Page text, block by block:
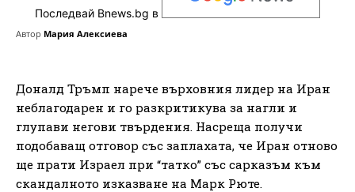
Последвай Bnews.bg в
Автор Мария Алексиева
Доналд Тръмп нарече върховния лидер на Иран
неблагодарен и го разкритикува за нагли и
глупави негови твърдения. Насреща получи
подобаващ отговор със заплахата, че Иран отново
ще прати Израел при “татко” със сарказъм към
скандалното изказване на Марк Рюте.